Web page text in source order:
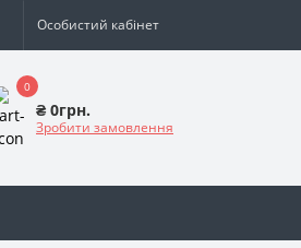
Особистий кабінет
0
₴ 0грн.
Зробити замовлення